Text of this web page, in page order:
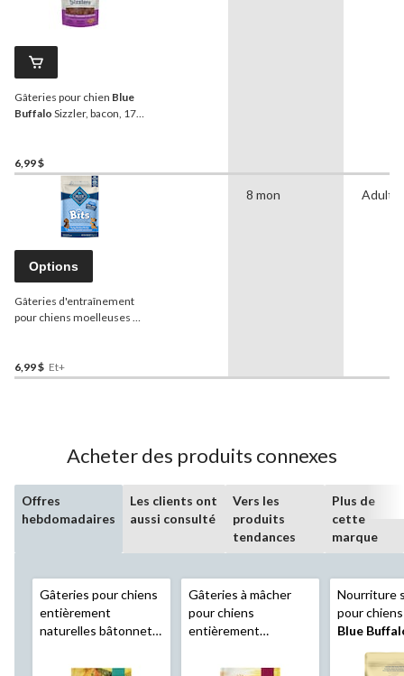
Gâteries pour chien Blue
Buffalo Sizzler, bacon, 170
6,99 $
Options
Gâteries d'entraînement
pour chiens moelleuses et
tailles variées
6,99 $ Et+
8 mon Adulte
Acheter des produits connexes
Offres
hebdomadaires
Les clients ont
aussi consulté
Vers les
produits
tendances
Plus de
cette
marque
Gâteries pour chiens
entièrement
naturelles bâtonnets
Farms, 200 g
Gâteries à mâcher
pour chiens
entièrement
tendres à l'agneau
Nourriture
pour
Blue
Life
Formula,